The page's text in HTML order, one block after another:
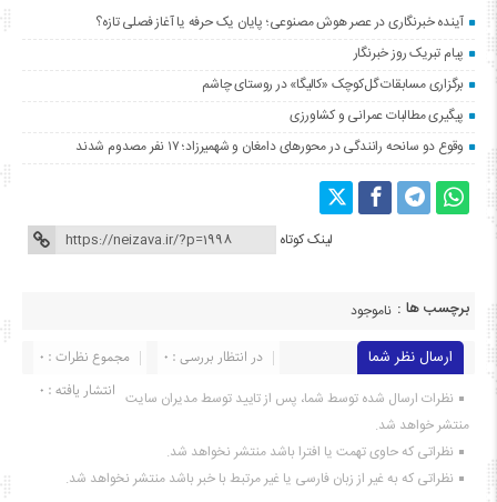
آینده خبرنگاری در عصر هوش مصنوعی؛ پایان یک حرفه یا آغاز فصلی تازه؟
پیام تبریک روز خبرنگار
برگزاری مسابقات گل‌کوچک «کالیگا» در روستای چاشم
پیگیری مطالبات عمرانی و کشاورزی
وقوع دو سانحه رانندگی در محورهای دامغان و شهمیرزاد؛ ۱۷ نفر مصدوم شدند
لینک کوتاه
برچسب ها : ناموجود
ارسال نظر شما مجموع نظرات : 0
در انتظار بررسی : 0
انتشار یافته : ۰ نظرات ارسال شده توسط شما، پس از تایید توسط مدیران سایت
منتشر خواهد شد.
نظراتی که حاوی تهمت یا افترا باشد منتشر نخواهد شد.
نظراتی که به غیر از زبان فارسی یا غیر مرتبط با خبر باشد منتشر نخواهد شد.